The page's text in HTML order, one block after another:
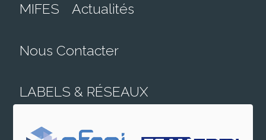
MIFES Actualités
Nous Contacter
LABELS & RÉSEAUX